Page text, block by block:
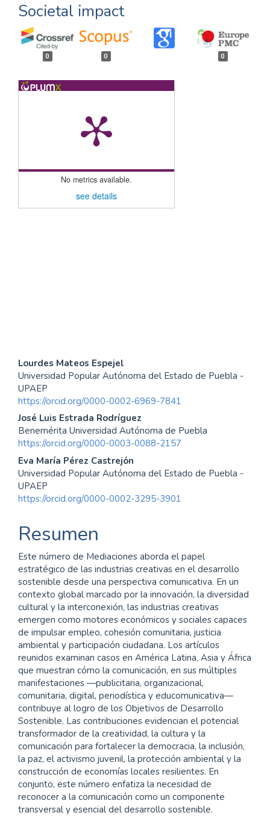
Societal impact
0 0 0
No metrics available.
see details
Contenido
principal
del
artículo
Lourdes Mateos Espejel
Universidad Popular Autónoma del Estado de Puebla -
UPAEP
https://orcid.org/0000-0002-6969-7841
José Luis Estrada Rodríguez
Benemérita Universidad Autónoma de Puebla
https://orcid.org/0000-0003-0088-2157
Eva María Pérez Castrejón
Universidad Popular Autónoma del Estado de Puebla -
UPAEP
https://orcid.org/0000-0002-3295-3901
Resumen
Este número de Mediaciones aborda el papel
estratégico de las industrias creativas en el desarrollo
sostenible desde una perspectiva comunicativa. En un
contexto global marcado por la innovación, la diversidad
cultural y la interconexión, las industrias creativas
emergen como motores económicos y sociales capaces
de impulsar empleo, cohesión comunitaria, justicia
ambiental y participación ciudadana. Los artículos
reunidos examinan casos en América Latina, Asia y África
que muestran cómo la comunicación, en sus múltiples
manifestaciones —publicitaria, organizacional,
comunitaria, digital, periodística y educomunicativa—
contribuye al logro de los Objetivos de Desarrollo
Sostenible. Las contribuciones evidencian el potencial
transformador de la creatividad, la cultura y la
comunicación para fortalecer la democracia, la inclusión,
la paz, el activismo juvenil, la protección ambiental y la
construcción de economías locales resilientes. En
conjunto, este número enfatiza la necesidad de
reconocer a la comunicación como un componente
transversal y esencial del desarrollo sostenible.